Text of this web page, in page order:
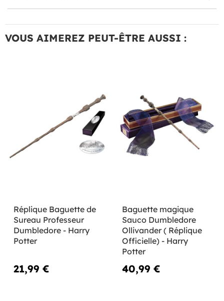
VOUS AIMEREZ PEUT-ÊTRE AUSSI :
Réplique Baguette de
Sureau Professeur
Dumbledore - Harry
Potter
21,99 €
Baguette magique
Sauco Dumbledore
Ollivander ( Réplique
Officielle) - Harry
Potter
40,99 €